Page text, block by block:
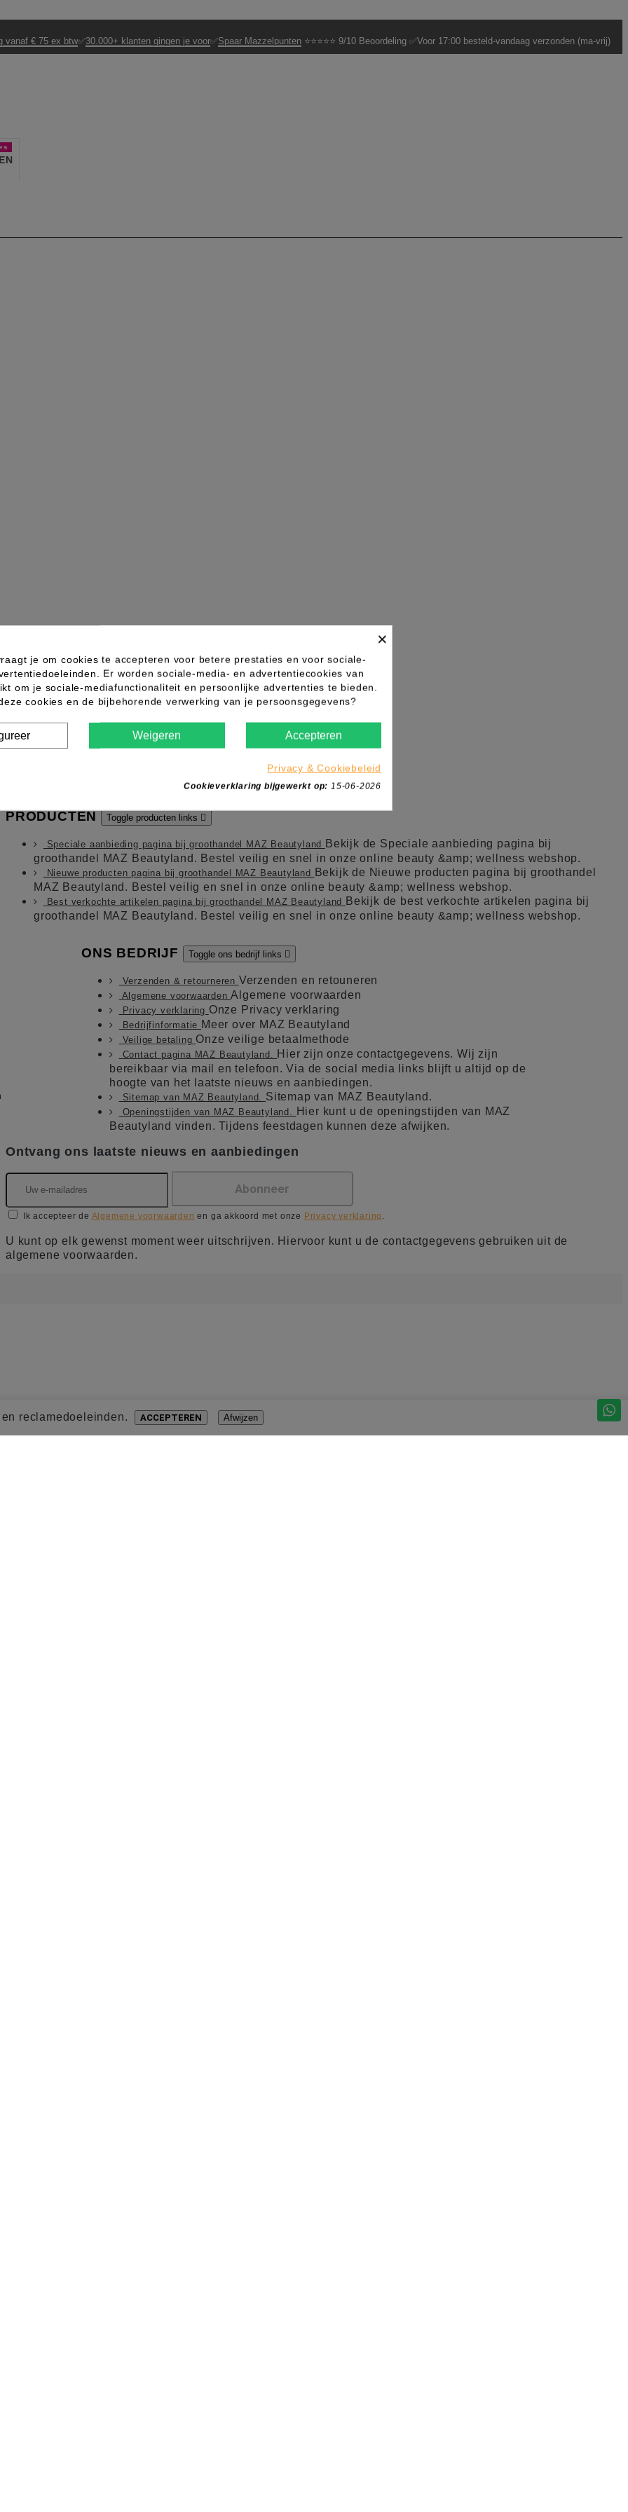
reclamedoeleinden. ACCEPTEREN Afwijzen
vanaf € 75 ex btw✅30.000+ klanten gingen je voor✅Spaar Mazzelpunten ⭐⭐⭐⭐⭐ 9/10 Beoordeling ✅Voor 17:00 besteld-vandaag verzonden (ma-vrij)
worden toegevoegd.
PRODUCTEN Toggle producten links 
Speciale aanbieding pagina bij groothandel MAZ Beautyland
Bekijk de Speciale aanbieding pagina bij
groothandel MAZ Beautyland. Bestel veilig en snel in onze online beauty &amp; wellness webshop.
Nieuwe producten pagina bij groothandel MAZ Beautyland
Bekijk de Nieuwe producten pagina bij groothandel
MAZ Beautyland. Bestel veilig en snel in onze online beauty &amp; wellness webshop.
Best verkochte artikelen pagina bij groothandel MAZ Beautyland
Bekijk de best verkochte artikelen pagina bij
groothandel MAZ Beautyland. Bestel veilig en snel in onze online beauty &amp; wellness webshop.
ONS BEDRIJF Toggle ons bedrijf links 
Verzenden & retourneren Verzenden en retouneren
Algemene voorwaardenAlgemene voorwaarden
Privacy verklaring Onze Privacy verklaring
Bedrijfinformatie Meer over MAZ Beautyland
Veilige betaling Onze veilige betaalmethode
Contact pagina MAZ Beautyland. Hier zijn onze contactgegevens. Wij zijn
bereikbaar via mail en telefoon. Via de social media links blijft u altijd op de
hoogte van het laatste nieuws en aanbiedingen.
Sitemap van MAZ Beautyland. Sitemap van MAZ Beautyland.
Openingstijden van MAZ Beautyland.
Hier kunt u de openingstijden van MAZ
Beautyland vinden. Tijdens feestdagen kunnen deze afwijken.
Ontvang ons laatste nieuws en aanbiedingen
Ik accepteer de Algemene voorwaarden en ga akkoord met onze Privacy verklaring .
U kunt op elk gewenst moment weer uitschrijven. Hiervoor kunt u de contactgegevens gebruiken uit de
algemene voorwaarden.
×
je om cookies te accepteren voor betere prestaties en voor sociale-
Er worden sociale-media- en advertentiecookies van
om je sociale-mediafunctionaliteit en persoonlijke advertenties te bieden.
cookies en de bijbehorende verwerking van je persoonsgegevens?
Weigeren Accepteren
Privacy & Cookiebeleid
Cookieverklaring bijgewerkt op: 15-06-2026